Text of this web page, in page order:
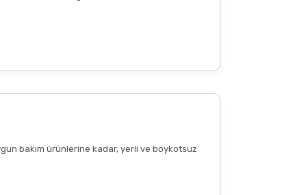
bakım ürünlerine kadar, yerli ve boykotsuz